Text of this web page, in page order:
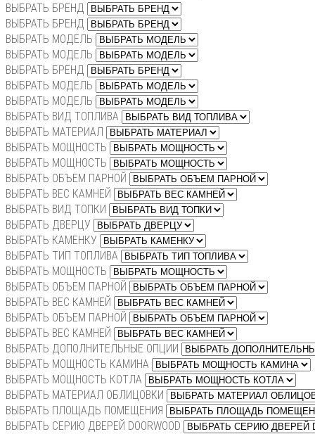
ВЫБРАТЬ БРЕНД
ВЫБРАТЬ БРЕНД
ВЫБРАТЬ МОДЕЛЬ
ВЫБРАТЬ МОДЕЛЬ
ВЫБРАТЬ БРЕНД
ВЫБРАТЬ МОДЕЛЬ
ВЫБРАТЬ МОДЕЛЬ
ВЫБРАТЬ ВИД ТОПЛИВА
ВЫБРАТЬ МАТЕРИАЛ
ВЫБРАТЬ МОЩНОСТЬ
ВЫБРАТЬ МОЩНОСТЬ
ВЫБРАТЬ ОБЪЕМ ПАРНОЙ
ВЫБРАТЬ ВЕС КАМНЕЙ
ВЫБРАТЬ ВИД ТОПКИ
ВЫБРАТЬ ДВЕРЦУ
ВЫБРАТЬ КАМЕНКУ
ВЫБРАТЬ ТИП ТОПЛИВА
ВЫБРАТЬ МОЩНОСТЬ
ВЫБРАТЬ ОБЪЕМ ПАРНОЙ
ВЫБРАТЬ ВЕС КАМНЕЙ
ВЫБРАТЬ ОБЪЕМ ПАРНОЙ
ВЫБРАТЬ ВЕС КАМНЕЙ
ВЫБРАТЬ ДОПОЛНИТЕЛЬНЫЕ ОПЦИИ
ВЫБРАТЬ МОЩНОСТЬ КАМИНА
ВЫБРАТЬ МОЩНОСТЬ КОТЛА
ВЫБРАТЬ МАТЕРИАЛ ОБЛИЦОВКИ
ВЫБРАТЬ ПЛОЩАДЬ ПОМЕЩЕНИЯ
ВЫБРАТЬ СЕРИЮ ДВЕРЕЙ DOORWOOD